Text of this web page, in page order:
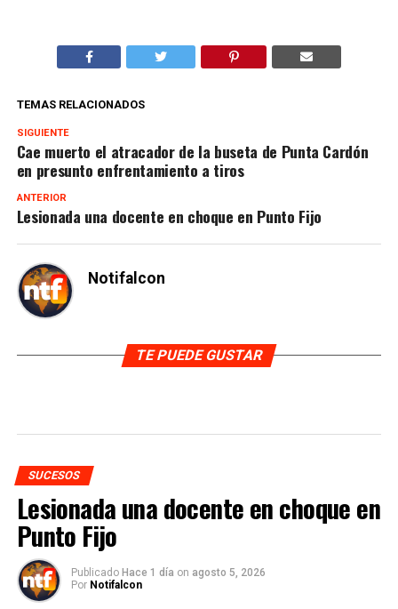
TEMAS RELACIONADOS
SIGUIENTE
Cae muerto el atracador de la buseta de Punta Cardón
en presunto enfrentamiento a tiros
ANTERIOR
Lesionada una docente en choque en Punto Fijo
Notifalcon
TE PUEDE GUSTAR
SUCESOS
Lesionada una docente en choque en
Punto Fijo
Publicado Hace 1 día on agosto 5, 2026
Por Notifalcon